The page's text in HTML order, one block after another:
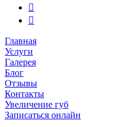


Главная
Услуги
Галерея
Блог
Отзывы
Контакты
Увеличение губ
Записаться онлайн